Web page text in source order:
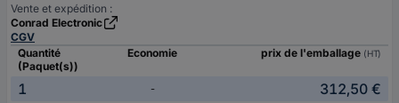
Vente et expédition :
Conrad Electronic
CGV
Quantité
(Paquet(s))
Economie prix de l'emballage (HT)
1 -
312,50 €